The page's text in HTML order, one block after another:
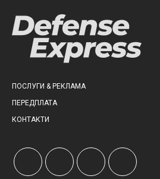
ПОСЛУГИ & РЕКЛАМА
ПЕРЕДПЛАТА
КОНТАКТИ